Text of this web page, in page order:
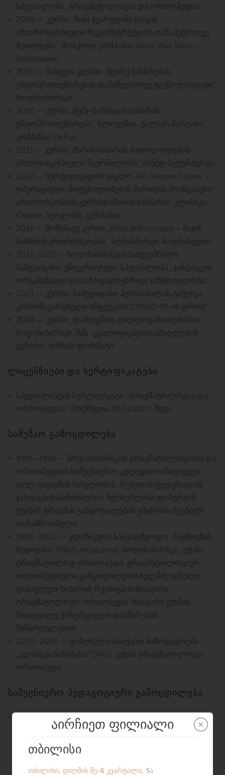
სპეციალობა „ტრავმატოლოგია და ორთოპედია“.
2009 — კურსი „წინა ჯვარედინი იოგის
ართროსკოპიული რეკონსტრუქციის თანამედროვე
მეთოდები“, მოსკოვი, კომპანია Storz (Karl Storz –
Endoskope).
2010 — მასტერ-კლასი „მცირე სახსრების
ენდოპროთეზირების თანამედროვე ტექნოლოგიები“,
ნოვოსიბირსკი.
2010 — კურსი „მენჯ-ბარძაყის სახსრის
ენდოპროთეზირება“, სლოვენია, ქალაქი მარტინი,
კომპანია DePuy.
2011 — კურსი „მხრის სახსრის პათოლოგიების
ართროსკოპიული მკურნალობა“, სანქტ-პეტერბურგი.
2012 — სერტიფიკაციის ციკლი „AO Trauma Course –
ოპერაციული მოტეხილობების მართვის პრინციპები“
ართროსკოპიის კურსით (მხრის სახსარი), კლინიკა
Charite, ბერლინი, გერმანია.
2016 — მოწინავე კურსი „Wrist Arthroscopy – მაჯის
სახსრის ართროსკოპია“, სტრასბურგი, საფრანგეთი.
2017, 2022 — ნოვოსიბირსკის სახელმწიფო
სამედიცინო უნივერსიტეტი, სპეციალობა „ჯანდაცვის
ორგანიზაცია და საზოგადოებრივი ჯანმრთელობა“.
2021 — კურსი „სამედიცინო პერსონალის ტაქტიკა
კორონავირუსული ინფექციის COVID-19-ის დროს“.
2024 — კურსი „დარტყმით-ტალღოვანი თერაპია“,
ნოვოსიბირსკი, შპს „კვალიფიკაციის ამაღლების
ცენტრი „ბიზნეს-ფორმატი“.
ლიცენზიები და სერტიფიკატები
სპეციალისტის სერტიფიკატი „ტრავმატოლოგია და
ორთოპედია“ (მოქმედია 30.08.2027-მდე).
სამუშაო გამოცდილება
1995–1998 — ნოვოსიბირსკის ტრავმატოლოგიისა და
ორთოპედიის სამეცნიერო-კვლევითი ინსტიტუტი
ია.ლ. ცივიანის სახელობის, რუსეთის ფედერაციის
ჯანდაცვის სამინისტრო, ხერხემლისა და ზურგის
ტვინის ტრავმის განყოფილების უმცროსი მეცნიერ
თანამშრომელი.
1998–2023 — კლინიკური საავადმყოფო „რკინიგზის
მედიცინა“ (РЖД-медицина), ნოვოსიბირსკი, ექიმი
ტრავმატოლოგ-ორთოპედი, ტრავმატოლოგიურ-
ორთოპედიული განყოფილების ხელმძღვანელი,
დასავლეთ-სიბირის რკინიგზის მთავარი
ტრავმატოლოგი-ორთოპედი, მთავარი ექიმის
მოადგილე ქირურგიული დახმარების
მიმართულებით.
2023–2025 — დახურული სააქციო საზოგადოება
„კლინიკა სანიტასი“ (ЗАО), ექიმი ტრავმატოლოგი-
ორთოპედი.
სამეცნიერო-პედაგოგიური გამოცდილება
2011–2015 — ნოვოსიბირსკის სახელმწიფო
სამედიცინო უნივერსიტეტი, პოსტდიპლომური
განათლების ქირურგიის კათედრის და ექიმთა
კვალიფიკაციის ამაღლების ფაკულტეტის
ასოცირებული პროფესორი (დოცენტი).